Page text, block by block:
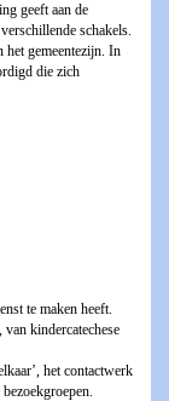
geeft aan de
schakels.
het gemeentezijn. In
die zich
te maken heeft.
kindercatechese
het contactwerk